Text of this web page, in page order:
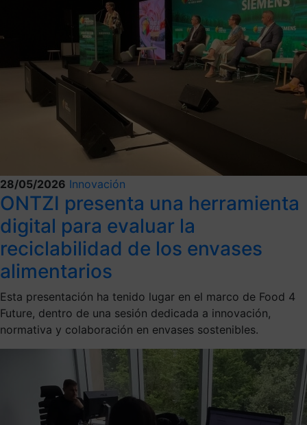
28/05/2026 Innovación
ONTZI presenta una herramienta
digital para evaluar la
reciclabilidad de los envases
alimentarios
Esta presentación ha tenido lugar en el marco de Food 4
Future, dentro de una sesión dedicada a innovación,
normativa y colaboración en envases sostenibles.